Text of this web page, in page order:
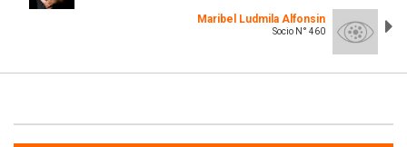
Maribel Ludmila Alfonsin
Socio N° 460